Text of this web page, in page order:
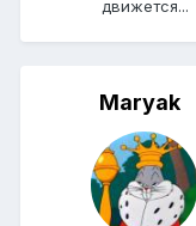
движется...
Maryak